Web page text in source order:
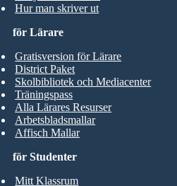
Hur man skriver ut
för Studenter
Mitt Klassrum
för Lärare
Gratisversion för Lärare
District Paket
Skolbibliotek och Mediacenter
Träningspass
Alla Lärares Resurser
Arbetsbladsmallar
Affisch Mallar